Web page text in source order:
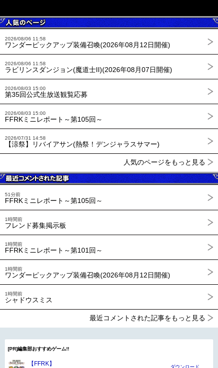
2026/08/06 11:58
ワンダーピックアップ装備召喚(2026年08月12日開催)
2026/08/06 11:58
ラビリンスダンジョン(魔道士II)(2026年08月07日開催)
2026/08/03 15:00
第35回公式生放送観覧応募
2026/08/03 15:00
FFRKミニレポート～第105回～
2026/07/31 14:58
【涼祭】リバイアサン(熱祭！デンジャラスサマー)
人気のページをもっと見る
51分前
FFRKミニレポート～第105回～
1時間前
フレンド募集掲示板
1時間前
FFRKミニレポート～第101回～
1時間前
ワンダーピックアップ装備召喚(2026年08月12日開催)
1時間前
シャドウスミス
最近コメントされた記事をもっと見る
[PR]編集部おすすめゲーム!!
【FFRK】 ダウンロード